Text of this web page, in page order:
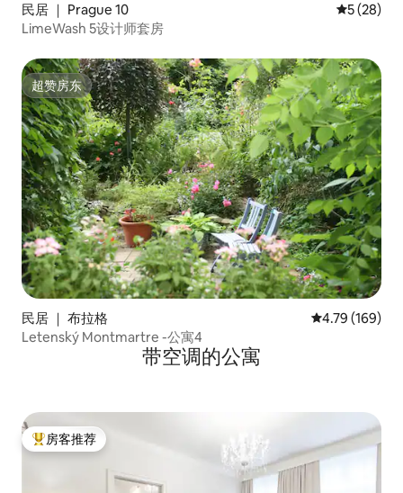
民居 ｜ Prague 10 平均评分
5 (28)
LimeWash 5设计师套房
超赞房东
超赞房东
民居 ｜ 布拉格 平均评分 4.79
4.79 (169)
Letenský Montmartre -公寓4
带空调的公寓
热门「房客推荐」
房客推荐